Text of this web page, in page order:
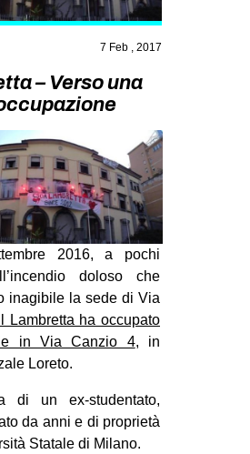
FREESTYLE
LAMBRETTA
MSM
TSUNAMI
ZAM
MILANO
MOBILITAZIONI
SPAZI
POPOLARE
MOVIMENTI
AMBIENTE
ANTIFASCISMO
ALL’ABITARE
GENERI
7 Feb , 2017
– Verso una
2016, a pochi
doloso che
inagibile la sede di Via
Lambretta ha occupato
in Via Canzio 4, in
Loreto.
di un ex-studentato,
da anni e di proprietà
Statale di Milano.